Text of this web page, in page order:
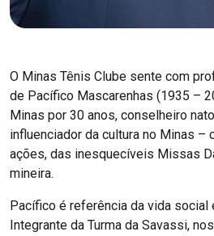
O Minas Tênis Clube sente com
de Pacífico Mascarenhas (1935 –
Minas por 30 anos, conselheiro
influenciador da cultura no Minas –
ações, das inesquecíveis Missas
mineira.
Pacífico é referência da vida social
Integrante da Turma da Savassi,